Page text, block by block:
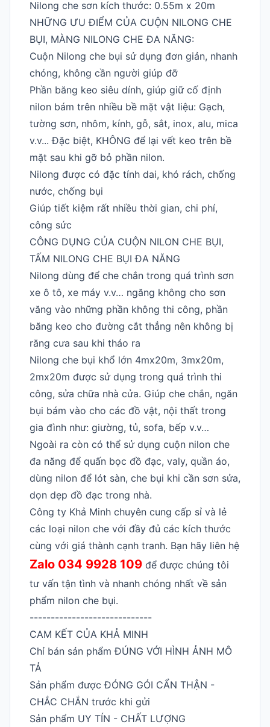
Nilong che sơn kích thước: 0.55m x 20m
NHỮNG ƯU ĐIỂM CỦA CUỘN NILONG CHE
BỤI, MÀNG NILONG CHE ĐA NĂNG:
Cuộn Nilong che bụi sử dụng đơn giản, nhanh
chóng, không cần người giúp đỡ
Phần băng keo siêu dính, giúp giữ cố định
nilon bám trên nhiều bề mặt vật liệu: Gạch,
tường sơn, nhôm, kính, gỗ, sắt, inox, alu, mica
v.v... Đặc biệt, KHÔNG để lại vết keo trên bề
mặt sau khi gỡ bỏ phần nilon.
Nilong được có đặc tính dai, khó rách, chống
nước, chống bụi
Giúp tiết kiệm rất nhiều thời gian, chi phí,
công sức
CÔNG DỤNG CỦA CUỘN NILON CHE BỤI,
TẤM NILONG CHE BỤI ĐA NĂNG
Nilong dùng để che chắn trong quá trình sơn
xe ô tô, xe máy v.v… ngăng không cho sơn
văng vào những phần không thi công, phần
băng keo cho đường cắt thẳng nên không bị
răng cưa sau khi tháo ra
Nilong che bụi khổ lớn 4mx20m, 3mx20m,
2mx20m được sử dụng trong quá trình thi
công, sửa chữa nhà cửa. Giúp che chắn, ngăn
bụi bám vào cho các đồ vật, nội thất trong
gia đình như: giường, tủ, sofa, bếp v.v…
Ngoài ra còn có thể sử dụng cuộn nilon che
đa năng để quấn bọc đồ đạc, valy, quần áo,
dùng nilon để lót sàn, che bụi khi cần sơn sửa,
dọn dẹp đồ đạc trong nhà.
Công ty Khả Minh chuyên cung cấp sỉ và lẻ
các loại nilon che với đầy đủ các kích thước
cùng với giá thành cạnh tranh. Bạn hãy liên hệ
Zalo 034 9928 109 để được chúng tôi
tư vấn tận tình và nhanh chóng nhất về sản
phẩm nilon che bụi.
-----------------------------
CAM KẾT CỦA KHẢ MINH
Chỉ bán sản phẩm ĐÚNG VỚI HÌNH ẢNH MÔ
TẢ
Sản phẩm được ĐÓNG GÓI CẨN THẬN -
CHẮC CHẮN trước khi gửi
Sản phẩm UY TÍN - CHẤT LƯỢNG